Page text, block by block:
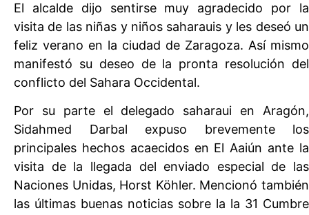
El alcalde dijo sentirse muy agradecido por la
visita de las niñas y niños saharauis y les deseó un
feliz verano en la ciudad de Zaragoza. Así mismo
manifestó su deseo de la pronta resolución del
conflicto del Sahara Occidental.
Por su parte el delegado saharaui en Aragón,
Sidahmed Darbal expuso brevemente los
principales hechos acaecidos en El Aaiún ante la
visita de la llegada del enviado especial de las
Naciones Unidas, Horst Köhler. Mencionó también
las últimas buenas noticias sobre la la 31 Cumbre